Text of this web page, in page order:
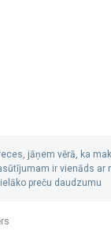
jāņem vērā, ka
ir vienāds ar
preču daudzumu